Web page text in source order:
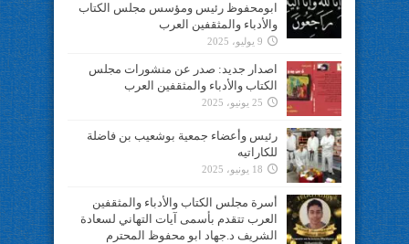
ابومحفوظ رئيس ومؤسس مجلس الكتاب
والأدباء والمثقفين العرب
9 يوليو، 2025
اصدار جديد: صدر عن منشورات مجلس
الكتاب والأدباء والمثقفين العرب
25 يونيو، 2025
رئيس وأعضاء جمعية بوشعيب بن فاضلة
للكاراتيه
18 يونيو، 2025
أسرة مجلس الكتاب والأدباء والمثقفين
العرب تتقدم بأسمى آيات التهاني لسعادة
الشريف د.جهاد ابو محفوظ المحترم